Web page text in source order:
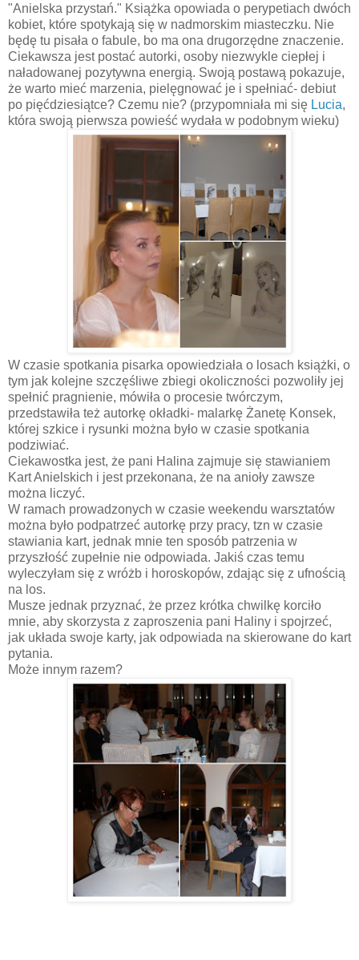
"Anielska przystań." Książka opowiada o perypetiach dwóch
kobiet, które spotykają się w nadmorskim miasteczku. Nie
będę tu pisała o fabule, bo ma ona drugorzędne znaczenie.
Ciekawsza jest postać autorki, osoby niezwykle ciepłej i
naładowanej pozytywna energią. Swoją postawą pokazuje,
że warto mieć marzenia, pielęgnować je i spełniać- debiut
po pięćdziesiątce? Czemu nie? (przypomniała mi się Lucia,
która swoją pierwsza powieść wydała w podobnym wieku)
W czasie spotkania pisarka opowiedziała o losach książki, o
tym jak kolejne szczęśliwe zbiegi okoliczności pozwoliły jej
spełnić pragnienie, mówiła o procesie twórczym,
przedstawiła też autorkę okładki- malarkę Żanetę Konsek,
której szkice i rysunki można było w czasie spotkania
podziwiać.
Ciekawostka jest, że pani Halina zajmuje się stawianiem
Kart Anielskich i jest przekonana, że na anioły zawsze
można liczyć.
W ramach prowadzonych w czasie weekendu warsztatów
można było podpatrzeć autorkę przy pracy, tzn w czasie
stawiania kart, jednak mnie ten sposób patrzenia w
przyszłość zupełnie nie odpowiada. Jakiś czas temu
wyleczyłam się z wróżb i horoskopów, zdając się z ufnością
na los.
Musze jednak przyznać, że przez krótka chwilkę korciło
mnie, aby skorzysta z zaproszenia pani Haliny i spojrzeć,
jak układa swoje karty, jak odpowiada na skierowane do kart
pytania.
Może innym razem?